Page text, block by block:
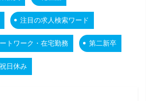
注目の求人検索ワード
トワーク・在宅勤務 第二新卒
日休み